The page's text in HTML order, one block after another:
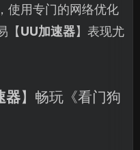
使用专门的网络优化
【UU加速器】表现尤
器】畅玩《看门狗